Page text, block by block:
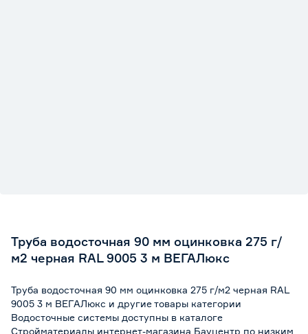
Труба водосточная 90 мм оцинковка 275 г/
м2 черная RAL 9005 3 м ВЕГАЛюкс
Труба водосточная 90 мм оцинковка 275 г/м2 черная RAL
9005 3 м ВЕГАЛюкс и другие товары категории
Водосточные системы доступны в каталоге
Стройматериалы интернет-магазина Бауцентр по низким